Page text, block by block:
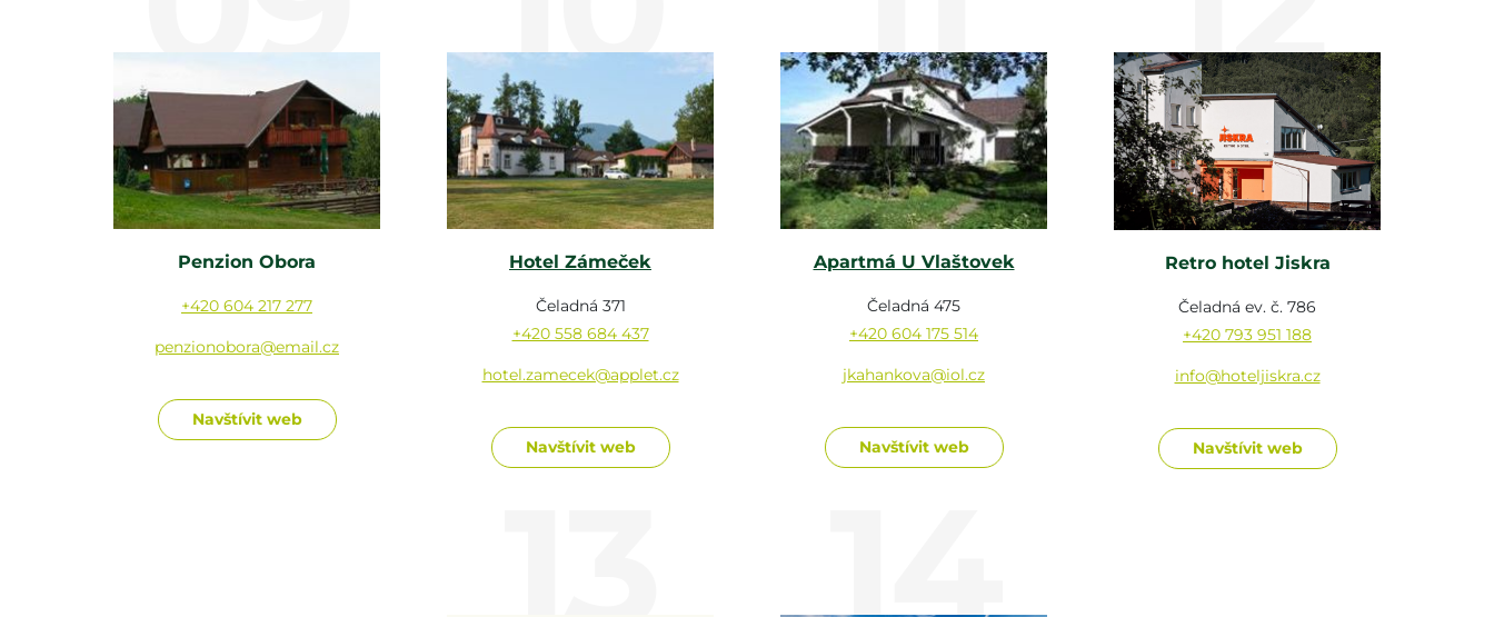
Penzion Obora
+420 604 217 277
penzionobora@email.cz
Navštívit web
Hotel Zámeček
Čeladná 371
+420 558 684 437
hotel.zamecek@applet.cz
Navštívit web
Apartmá U Vlaštovek
Čeladná 475
+420 604 175 514
jkahankova@iol.cz
Navštívit web
Retro hotel Jiskra
Čeladná ev. č. 786
+420 793 951 188
info@hoteljiskra.cz
Navštívit web